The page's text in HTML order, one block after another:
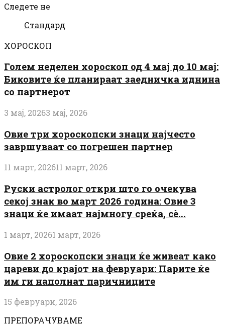
Следете не
Стандард
ХОРОСКОП
Голем неделен хороскоп од 4 мај до 10 мај:
Биковите ќе планираат заедничка иднина
со партнерот
3 мај, 20263 мај, 2026
Овие три хороскопски знаци најчесто
завршуваат со погрешен партнер
11 март, 202611 март, 2026
Руски астролог откри што го очекува
секој знак во март 2026 година: Овие 3
знаци ќе имаат најмногу среќа, сè...
1 март, 20261 март, 2026
Овие 2 хороскопски знаци ќе живеат како
цареви до крајот на февруари: Парите ќе
им ги наполнат паричниците
15 февруари, 2026
ПРЕПОРАЧУВАМЕ